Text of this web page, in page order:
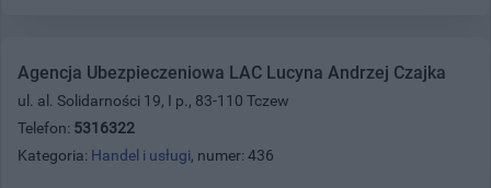
Agencja Ubezpieczeniowa LAC Lucyna Andrzej Czajka
ul. al. Solidarności 19, I p., 83-110 Tczew
Telefon: 5316322
Kategoria: Handel i usługi, numer: 436